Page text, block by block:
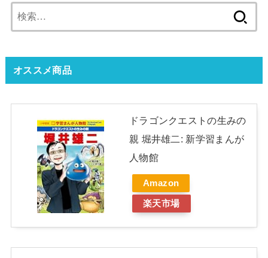
索:
オススメ商品
ドラゴンクエストの生みの
親 堀井雄二: 新学習まんが
人物館
Amazon
楽天市場